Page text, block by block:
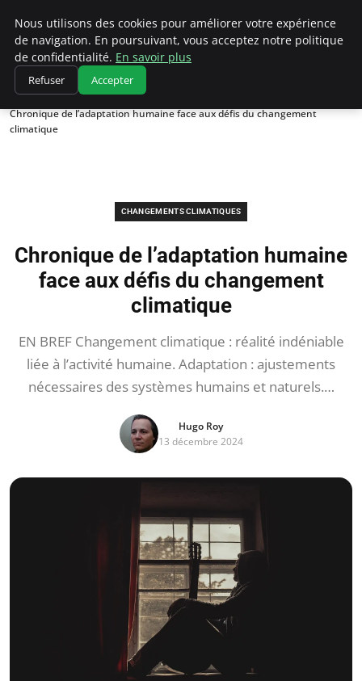
Climatedebtagents
Accueil
Changements climatiques
Chronique de l’adaptation humaine face aux défis du changement
climatique
CHANGEMENTS CLIMATIQUES
Chronique de l’adaptation humaine
face aux défis du changement
climatique
EN BREF Changement climatique : réalité indéniable
liée à l’activité humaine. Adaptation : ajustements
nécessaires des systèmes humains et naturels.…
Hugo Roy
13 décembre 2024
Nous utilisons des cookies pour améliorer votre expérience
de navigation. En poursuivant, vous acceptez notre politique
de confidentialité. En savoir plus
Refuser Accepter